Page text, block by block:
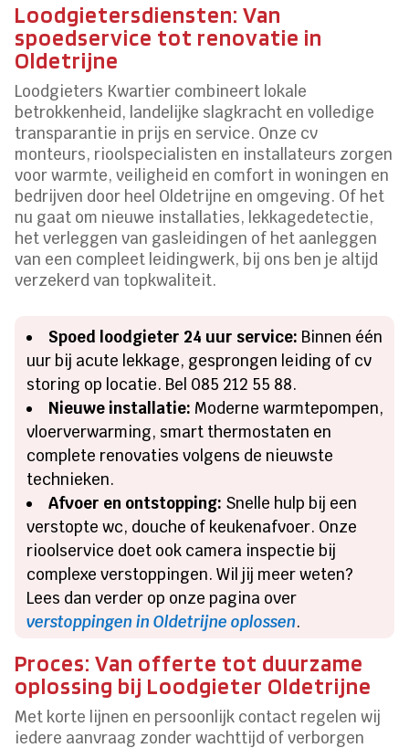
Loodgietersdiensten: Van
spoedservice tot renovatie in
Oldetrijne
Loodgieters Kwartier combineert lokale
betrokkenheid, landelijke slagkracht en volledige
transparantie in prijs en service. Onze cv
monteurs, rioolspecialisten en installateurs zorgen
voor warmte, veiligheid en comfort in woningen en
bedrijven door heel Oldetrijne en omgeving. Of het
nu gaat om nieuwe installaties, lekkagedetectie,
het verleggen van gasleidingen of het aanleggen
van een compleet leidingwerk, bij ons ben je altijd
verzekerd van topkwaliteit.
Spoed loodgieter 24 uur service: Binnen één
uur bij acute lekkage, gesprongen leiding of cv
storing op locatie. Bel 085 212 55 88.
Nieuwe installatie: Moderne warmtepompen,
vloerverwarming, smart thermostaten en
complete renovaties volgens de nieuwste
technieken.
Afvoer en ontstopping: Snelle hulp bij een
verstopte wc, douche of keukenafvoer. Onze
rioolservice doet ook camera inspectie bij
complexe verstoppingen. Wil jij meer weten?
Lees dan verder op onze pagina over
verstoppingen in Oldetrijne oplossen.
Proces: Van offerte tot duurzame
oplossing bij Loodgieter Oldetrijne
Met korte lijnen en persoonlijk contact regelen wij
iedere aanvraag zonder wachttijd of verborgen